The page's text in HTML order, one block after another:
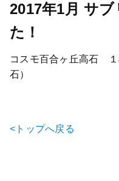
2017年1月 サ
た！
コスモ百合ヶ丘高石 １
石）
<トップへ戻る